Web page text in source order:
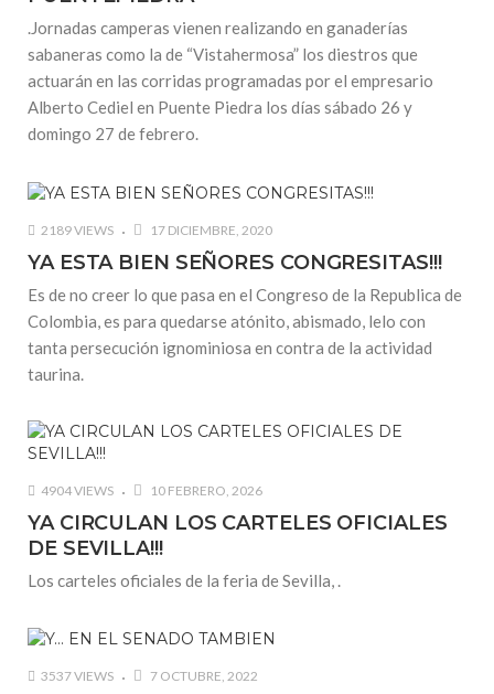
.Jornadas camperas vienen realizando en ganaderías
sabaneras como la de “Vistahermosa” los diestros que
actuarán en las corridas programadas por el empresario
Alberto Cediel en Puente Piedra los días sábado 26 y
domingo 27 de febrero.
2189 VIEWS 17 DICIEMBRE, 2020
YA ESTA BIEN SEÑORES CONGRESITAS!!!
Es de no creer lo que pasa en el Congreso de la Republica de
Colombia, es para quedarse atónito, abismado, lelo con
tanta persecución ignominiosa en contra de la actividad
taurina.
4904 VIEWS 10 FEBRERO, 2026
YA CIRCULAN LOS CARTELES OFICIALES
DE SEVILLA!!!
Los carteles oficiales de la feria de Sevilla, .
3537 VIEWS 7 OCTUBRE, 2022